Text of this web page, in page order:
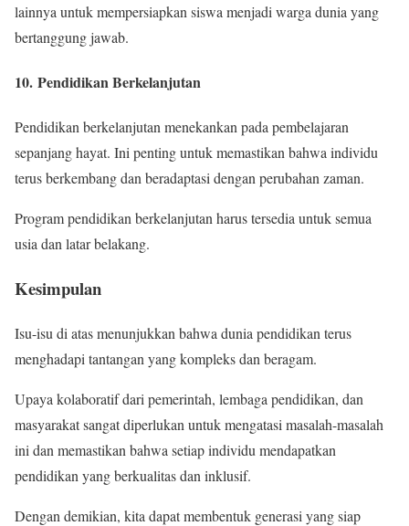
lainnya untuk mempersiapkan siswa menjadi warga dunia yang
bertanggung jawab.
10. Pendidikan Berkelanjutan
Pendidikan berkelanjutan menekankan pada pembelajaran
sepanjang hayat. Ini penting untuk memastikan bahwa individu
terus berkembang dan beradaptasi dengan perubahan zaman.
Program pendidikan berkelanjutan harus tersedia untuk semua
usia dan latar belakang.
Kesimpulan
Isu-isu di atas menunjukkan bahwa dunia pendidikan terus
menghadapi tantangan yang kompleks dan beragam.
Upaya kolaboratif dari pemerintah, lembaga pendidikan, dan
masyarakat sangat diperlukan untuk mengatasi masalah-masalah
ini dan memastikan bahwa setiap individu mendapatkan
pendidikan yang berkualitas dan inklusif.
Dengan demikian, kita dapat membentuk generasi yang siap